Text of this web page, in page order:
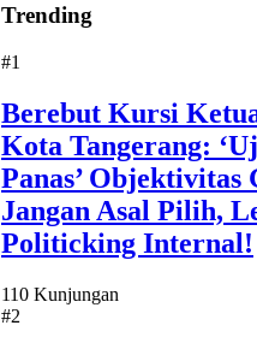
Trending
#1
Berebut Kursi
Kota Tangerang:
Panas’ Objektivitas
Jangan Asal Pilih,
Politicking Internal!
110 Kunjungan
#2